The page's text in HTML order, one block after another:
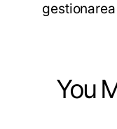
You